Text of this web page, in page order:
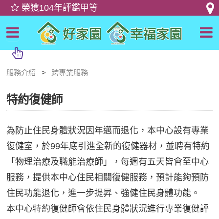
服務介紹 跨專業服務
特約復健師
為防止住民身體狀況因年邁而退化，本中心設有專業
復健室，於99年底引進全新的復健器材，並聘有特約
「物理治療及職能治療師」，每週有五天皆會至中心
服務，提供本中心住民相關復健服務，預計能夠預防
住民功能退化，進一步提昇、強健住民身體功能。
本中心特約復健師會依住民身體狀況進行專業復健評